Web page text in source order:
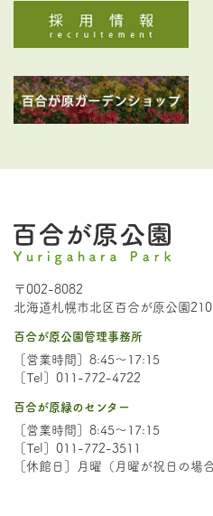
〒002-8082
北海道札幌市北区百合が原公園
百合が原公園管理事務所
［営業時間］8:45～17:15
［Tel］011-772-4722
百合が原緑のセンター
［営業時間］8:45～17:15
［Tel］011-772-3511
［休館日］月曜（月曜が祝日の場